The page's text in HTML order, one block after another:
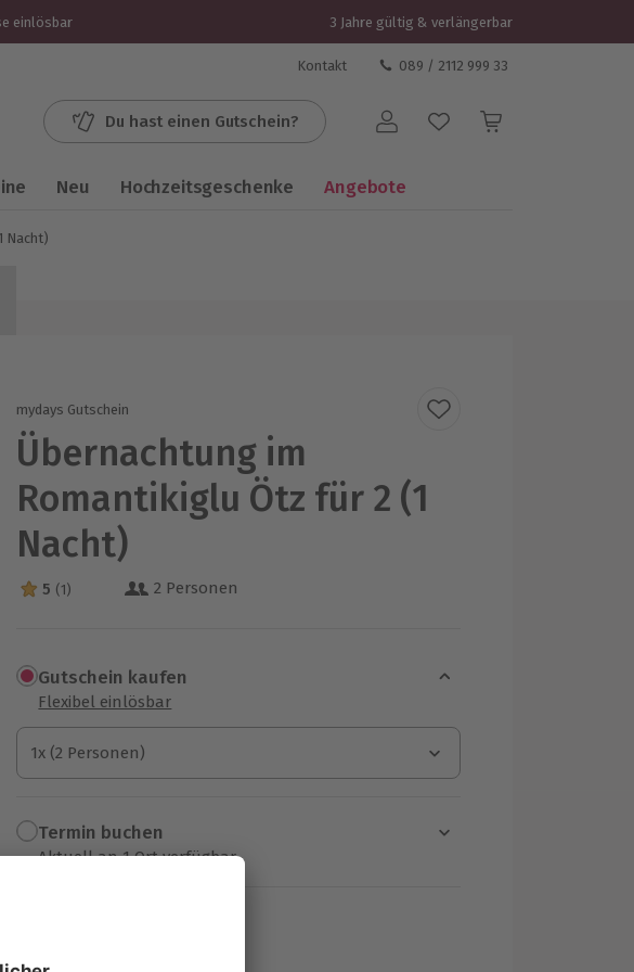
einlösbar 3 Jahre gültig & verlängerbar
Kontakt 089 / 2112 999 33
Du hast einen Gutschein? Benutzerkonto
Neu Hochzeitsgeschenke Angebote
Nacht)
mydays Gutschein
Übernachtung im
Romantikiglu Ötz für 2 (1
Nacht)
5 Sterne von 5 aus 1 Bewertungen
5 (1) 2 Personen
Gutschein kaufen
Flexibel einlösbar
1x (2 Personen)
1x (2 Personen)
1x (2 Personen)
Termin buchen
Aktuell an 1 Ort verfügbar